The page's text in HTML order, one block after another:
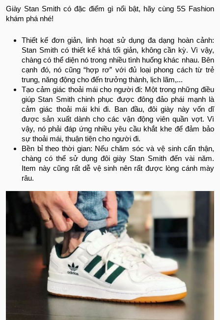
Giày Stan Smith có đặc điểm gì nổi bật, hãy cùng 5S Fashion
khám phá nhé!
Thiết kế đơn giản, linh hoạt sử dụng đa dạng hoàn cảnh:
Stan Smith có thiết kế khá tối giản, không cần kỳ. Vì vậy,
chàng có thể diện nó trong nhiều tình huống khác nhau. Bên
cạnh đó, nó cũng “hợp rơ” với đủ loại phong cách từ trẻ
trung, năng động cho đến trưởng thành, lịch lãm,...
Tạo cảm giác thoải mái cho người đi: Một trong những điều
giúp Stan Smith chinh phục được đông đảo phái mạnh là
cảm giác thoải mái khi đi. Ban đầu, đôi giày này vốn dĩ
được sản xuất dành cho các vận động viên quần vợt. Vì
vậy, nó phải đáp ứng nhiều yêu cầu khắt khe để đảm bảo
sự thoải mái, thuận tiện cho người đi.
Bền bỉ theo thời gian: Nếu chăm sóc và vệ sinh cẩn thận,
chàng có thể sử dụng đôi giày Stan Smith đến vài năm.
Item này cũng rất dễ vệ sinh nên rất được lòng cánh mày
râu.